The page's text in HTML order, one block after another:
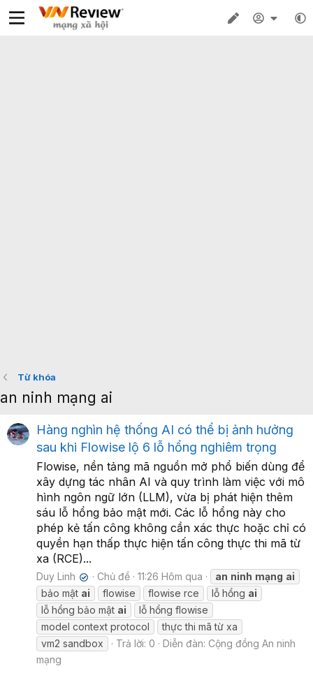
Từ khóa
an ninh mạng ai
Hàng nghìn hệ thống AI có thể bị ảnh hưởng
sau khi Flowise lộ 6 lỗ hổng nghiêm trọng
Flowise, nền tảng mã nguồn mở phổ biến dùng để
xây dựng tác nhân AI và quy trình làm việc với mô
hình ngôn ngữ lớn (LLM), vừa bị phát hiện thêm
sáu lỗ hổng bảo mật mới. Các lỗ hổng này cho
phép kẻ tấn công không cần xác thực hoặc chỉ có
quyền hạn thấp thực hiện tấn công thực thi mã từ
xa (RCE)...
Duy Linh ✔ Chủ đề 11:26 Hôm qua an ninh mạng ai
bảo mật ai flowise flowise rce lỗ hổng ai
lỗ hổng bảo mật ai
lỗ hổng flowise
model context protocol
thực thi mã từ xa
vm2 sandbox
Trả lời: 0 Diễn đàn: Cộng đồng An ninh
mạng